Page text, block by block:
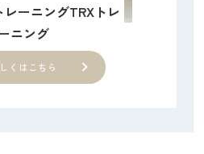
ーニングTRXトレ
ニング
くはこちら